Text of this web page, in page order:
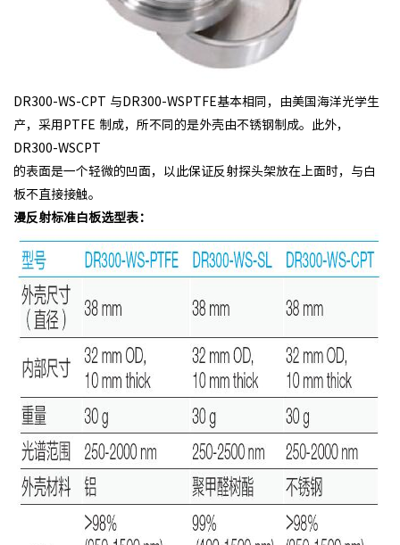
DR300-WS-CPT 与DR300-WSPTFE基本相同，由美国海洋光学生
产，采用PTFE 制成，所不同的是外壳由不锈钢制成。此外，
DR300-WSCPT
的表面是一个轻微的凹面，以此保证反射探头架放在上面时，与白
板不直接接触。
漫反射标准白板选型表：